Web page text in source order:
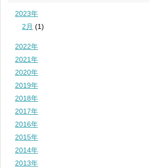
2023年
2月 (1)
2022年
2021年
2020年
2019年
2018年
2017年
2016年
2015年
2014年
2013年